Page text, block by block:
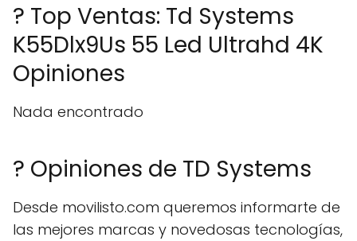
? Top Ventas: Td Systems
K55Dlx9Us 55 Led Ultrahd 4K
Opiniones
Nada encontrado
? Opiniones de TD Systems
Desde movilisto.com queremos informarte de
las mejores marcas y novedosas tecnologías,